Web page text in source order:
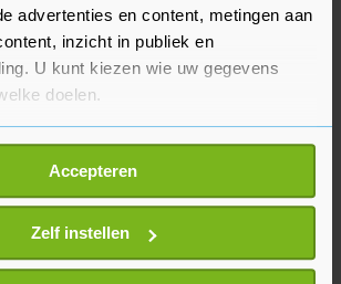
advertenties en content, metingen aan
inzicht in publiek en
U kunt kiezen wie uw gegevens
doelen.
willen we ook graag:
verzamelen over uw geografische
een paar meter nauwkeurig kan zijn
identificeren door het actief te
eigenschappen (fingerprinting)
Accepteren
Zelf instellen
Amsterdam UMC doet de GGD
de geografische spreiding en
factoren (afkomst, werk,
van het virus. De
van dat onderzoek zijn in